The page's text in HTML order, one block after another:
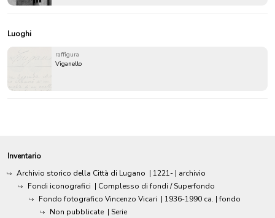
Luoghi
raffigura
Viganello
Inventario
Archivio storico della Città di Lugano | 1221- | archivio
Fondi iconografici | Complesso di fondi / Superfondo
Fondo fotografico Vincenzo Vicari | 1936-1990 ca. | fondo
Non pubblicate | Serie